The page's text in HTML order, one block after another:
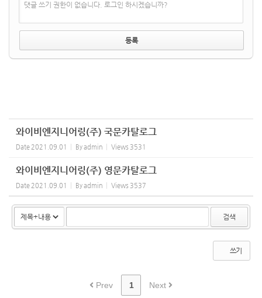
댓글 쓰기 권한이 없습니다. 로그인 하시겠습니까?
와이비엔지니어링(주) 국문카탈로그
Date 2021.09.01 Byadmin Views 3531
와이비엔지니어링(주) 영문카탈로그
Date 2021.09.01 Byadmin Views 3537
검색
쓰기
Prev 1 Next